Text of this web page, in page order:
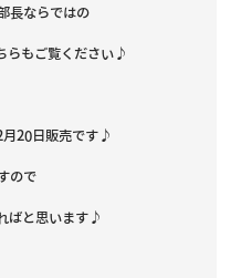
長ならではの
らもご覧ください♪
月20日販売です♪
ので
ばと思います♪